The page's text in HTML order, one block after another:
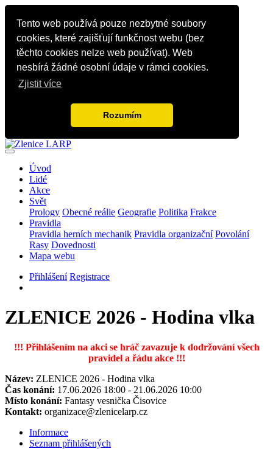
Tento web používá pouze nezbytné soubory
cookies, které zajišťují funkčnost webu (bez
těchto cookies nelze web používat). Web
nesbírá žádné osobní údaje v rámci cookies.
Zjistit více
Rozumím
Úvod
Lidé
Akce
Svět
Prology Obecné reálie Geografie Politika Frakce
Pravidla
Pravidla herních mechanik Pravidla organizační Povolání
Rasy Dovednosti
Mapa webu
Přihlášení Registrace
ZLENICE 2026 - Hodina vlka
!!! Přihlášením na akci se hráč zavazuje k dodržování všech
pravidel a řádu akce !!!
Název: ZLENICE 2026 - Hodina vlka
Čas konání: 17.06.2026 18:00 - 21.06.2026 10:00
Místo konání: Fantasy vesnička Čisovice
Kontakt: organizace@zlenicelarp.cz
Informace
Seznam přihlášených